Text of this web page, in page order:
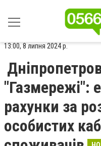
13:00, 8 липня 2024 р.
"Газмережі":
рахунки за
особистих